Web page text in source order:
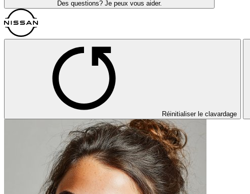
Des questions? Je peux vous aider.
Réinitialiser le clavardage